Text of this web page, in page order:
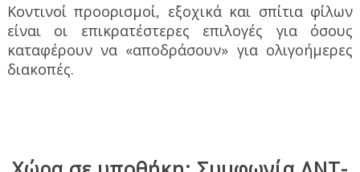
Κοντινοί προορισμοί, εξοχικά και σπίτια φίλων
είναι οι επικρατέστερες επιλογές για όσους
καταφέρουν να «αποδράσουν» για ολιγοήμερες
διακοπές.